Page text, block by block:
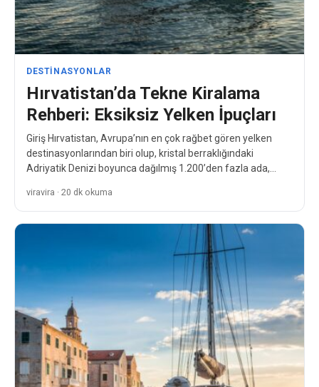
DESTINASYONLAR
Hırvatistan’da Tekne Kiralama
Rehberi: Eksiksiz Yelken İpuçları
Giriş Hırvatistan, Avrupa’nın en çok rağbet gören yelken
destinasyonlarından biri olup, kristal berraklığındaki
Adriyatik Denizi boyunca dağılmış 1.200’den fazla ada,
viravira · 20 dk okuma